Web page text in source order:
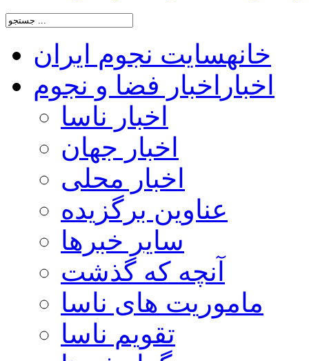
خانهسایت نجوم ایران
اخبار اخبار فضا و نجوم
اخبار ناسا
اخبار جهان
اخبار محلی
عناوین برگزیده
سایر خبرها
آنچه که گذشت
ماموریت های ناسا
تقویم ناسا